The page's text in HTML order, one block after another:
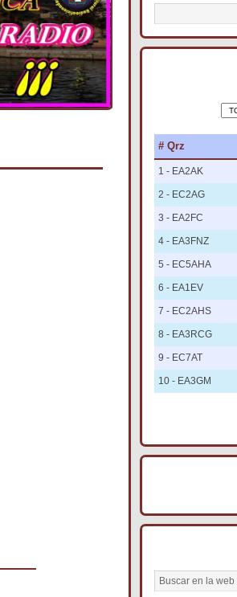
# Qrz
1 - EA2AK
2 - EC2AG
3 - EA2FC
4 - EA3FNZ
5 - EC5AHA
6 - EA1EV
7 - EC2AHS
8 - EA3RCG
9 - EC7AT
10 - EA3GM